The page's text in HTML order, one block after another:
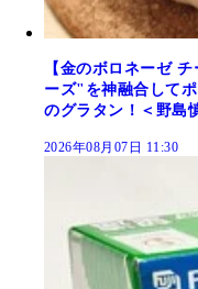
【金のボロネーゼ
ーズ"を神融合して
のグラタン！＜野島
2026年08月07日 11:30